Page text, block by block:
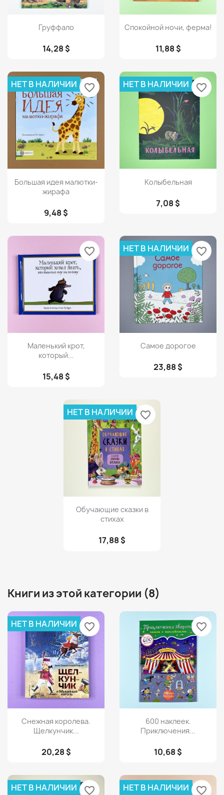
Просмотр
Груффало
14,28 $
Просмотр
Спокойной ночи, ферма!
11,88 $
Просмотр
Большая идея малютки-
жирафа
9,48 $
НЕТ В НАЛИЧИИ favorite_border
Просмотр
Колыбельная
7,08 $
НЕТ В НАЛИЧИИ favorite_border
Просмотр
Маленький крот,
который...
15,48 $
favorite_border
Просмотр
Самое дорогое
23,88 $
НЕТ В НАЛИЧИИ favorite_border
Просмотр
Обучающие сказки в
стихах
17,88 $
НЕТ В НАЛИЧИИ favorite_border
Книги из этой категории (8)
Просмотр
Снежная королева.
Щелкунчик...
20,28 $
НЕТ В НАЛИЧИИ favorite_border
Просмотр
600 наклеек.
Приключения...
10,68 $
favorite_border
НЕТ В НАЛИЧИИ favorite_border НЕТ В НАЛИЧИИ favorite_border